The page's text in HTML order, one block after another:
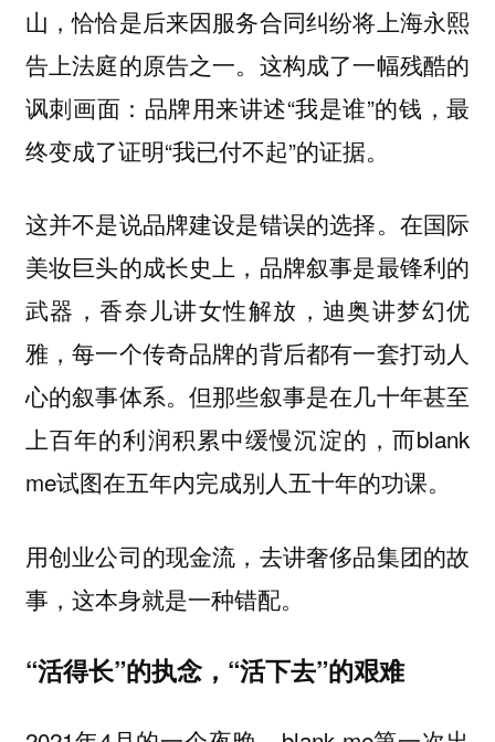
山，恰恰是后来因服务合同纠纷将上海永熙
告上法庭的原告之一。这构成了一幅残酷的
讽刺画面：品牌用来讲述“我是谁”的钱，最
终变成了证明“我已付不起”的证据。
这并不是说品牌建设是错误的选择。在国际
美妆巨头的成长史上，品牌叙事是最锋利的
武器，香奈儿讲女性解放，迪奥讲梦幻优
雅，每一个传奇品牌的背后都有一套打动人
心的叙事体系。但那些叙事是在几十年甚至
上百年的利润积累中缓慢沉淀的，而blank
me试图在五年内完成别人五十年的功课。
用创业公司的现金流，去讲奢侈品集团的故
事，这本身就是一种错配。
“活得长”的执念，“活下去”的艰难